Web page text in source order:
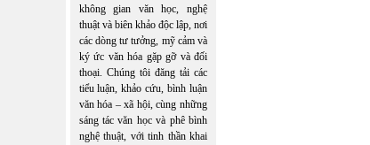
không gian văn học, nghệ
thuật và biên khảo độc lập, nơi
các dòng tư tưởng, mỹ cảm và
ký ức văn hóa gặp gỡ và đối
thoại. Chúng tôi đăng tải các
tiểu luận, khảo cứu, bình luận
văn hóa – xã hội, cùng những
sáng tác văn học và phê bình
nghệ thuật, với tinh thần khai